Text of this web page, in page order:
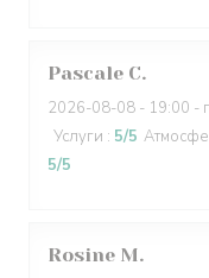
Pascale C
2026-08-08 - 19:00 -
Услуги : 5/5
5/5
Rosine M